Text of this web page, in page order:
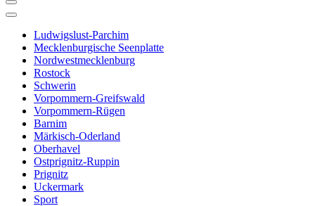
Ludwigslust-Parchim
Mecklenburgische Seenplatte
Nordwestmecklenburg
Rostock
Schwerin
Vorpommern-Greifswald
Vorpommern-Rügen
Barnim
Märkisch-Oderland
Oberhavel
Ostprignitz-Ruppin
Prignitz
Uckermark
Sport